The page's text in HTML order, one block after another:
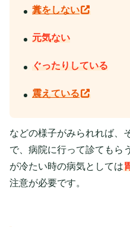
糞をしない
元気ない
ぐったりしている
震えている
などの様子がみられれば、
で、病院に行って診てもら
が冷たい時の病気としては
注意が必要です。